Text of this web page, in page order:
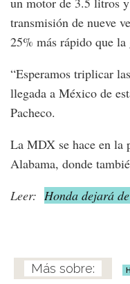
transmisión de nueve
25% más rápido que
“Esperamos triplicar
llegada a México de
Pacheco.
La MDX se hace en la
Alabama, donde
Leer: Honda dejará